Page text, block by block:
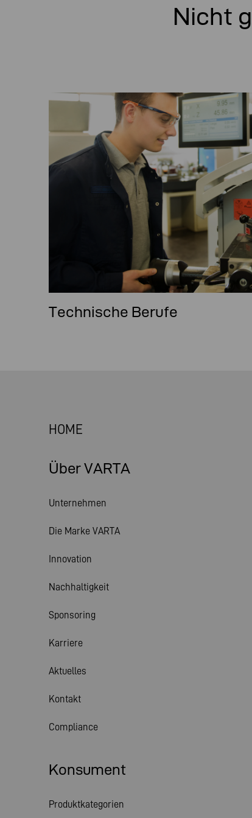
Nicht
Technische Berufe
HOME
Über VARTA
Unternehmen
Die Marke VARTA
Innovation
Nachhaltigkeit
Sponsoring
Karriere
Aktuelles
Kontakt
Compliance
Konsument
Produktkategorien